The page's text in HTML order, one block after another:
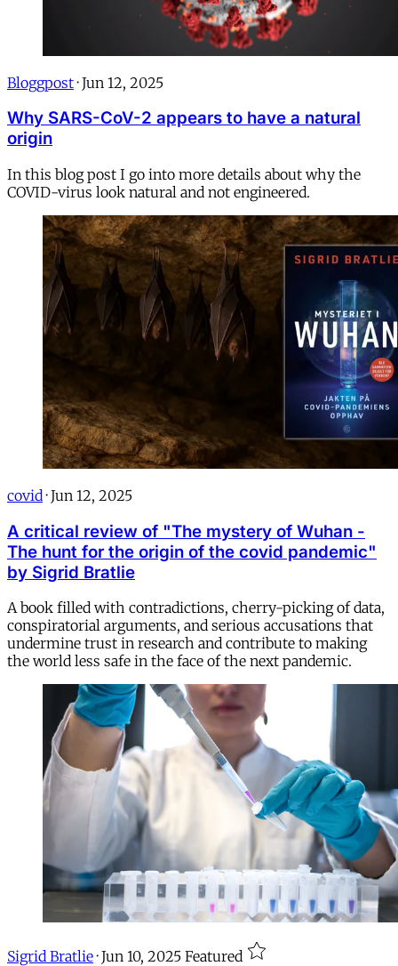
Bloggpost · Jun 12, 2025
Why SARS-CoV-2 appears to have a natural
origin
In this blog post I go into more details about why the
COVID-virus look natural and not engineered.
covid · Jun 12, 2025
A critical review of "The mystery of Wuhan -
The hunt for the origin of the covid pandemic"
by Sigrid Bratlie
A book filled with contradictions, cherry-picking of data,
conspiratorial arguments, and serious accusations that
undermine trust in research and contribute to making
the world less safe in the face of the next pandemic.
Sigrid Bratlie · Jun 10, 2025 Featured